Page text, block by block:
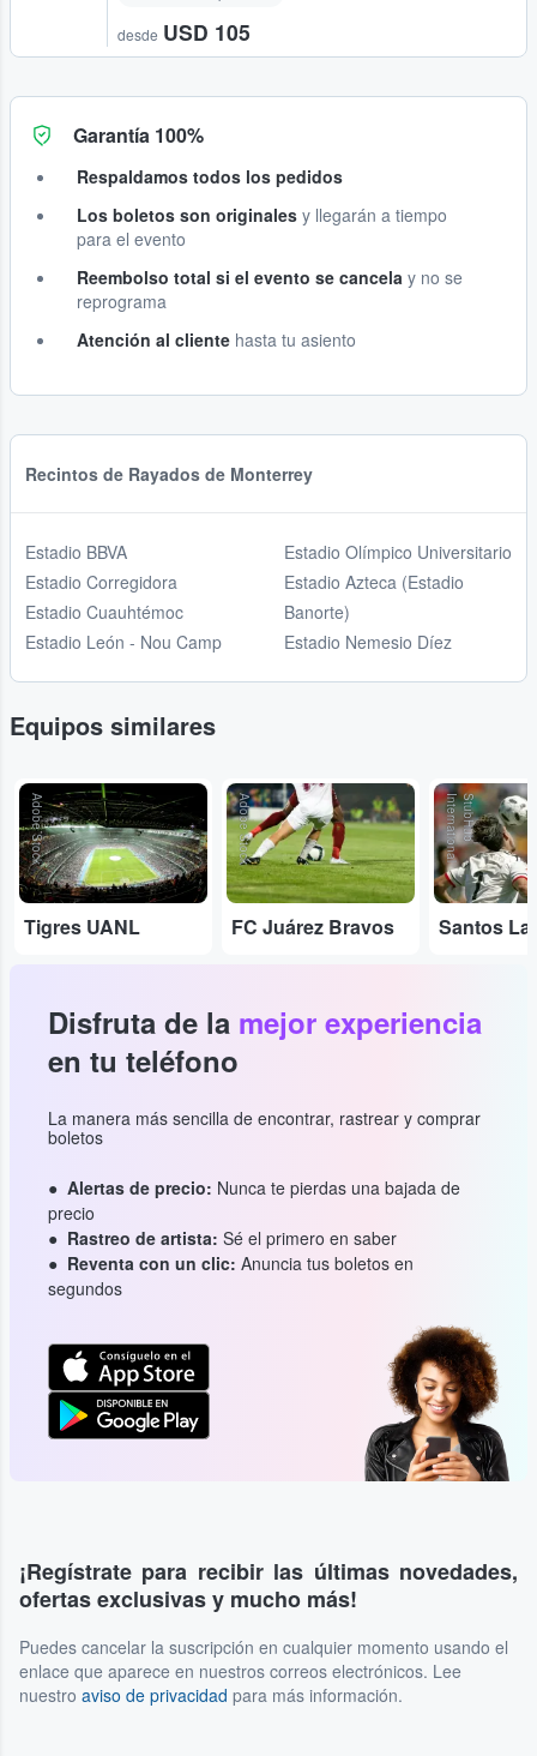
desde USD 105
Garantía 100%
Respaldamos todos los pedidos
Los boletos son originales y llegarán a tiempo
para el evento
Reembolso total si el evento se cancela y no se
reprograma
Atención al cliente hasta tu asiento
Recintos de Rayados de Monterrey
Estadio BBVA
Estadio Corregidora
Estadio Cuauhtémoc
Estadio León - Nou Camp
Estadio Olímpico Universitario
Estadio Azteca (Estadio
Banorte)
Estadio Nemesio Díez
Equipos similares
Adobe Stock
Tigres UANL
Adobe Stock
FC Juárez Bravos
S
t
u
b
H
u
b
I
n
t
e
r
n
a
t
io
n
a
l
Santos
Disfruta de la mejor experiencia
en tu teléfono
La manera más sencilla de encontrar, rastrear y comprar
boletos
Alertas de precio: Nunca te pierdas una bajada de
precio
Rastreo de artista: Sé el primero en saber
Reventa con un clic: Anuncia tus boletos en
segundos
¡Regístrate para recibir las últimas novedades,
ofertas exclusivas y mucho más!
Puedes cancelar la suscripción en cualquier momento usando el
enlace que aparece en nuestros correos electrónicos. Lee
nuestro aviso de privacidad para más información.